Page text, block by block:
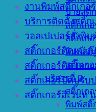
ป้ายสติ๊
สติ๊กเก
สติ๊กเก
พิมพ์สติ๊
สติ๊กเก
บริการที่ 2
สติ๊กเก
พิมพ์สติ๊
งานพิมพ์สติ๊กเกอ
บริการติดตั้งสติ๊ก
วอลเปเปอร์สั่งพิม
สติ๊กเกอร์ติดผนัง
สติ๊กเกอร์ติดโคร
สติ๊กเกอร์ปิดปรับ
สติ๊กเกอร์อีเวนท์